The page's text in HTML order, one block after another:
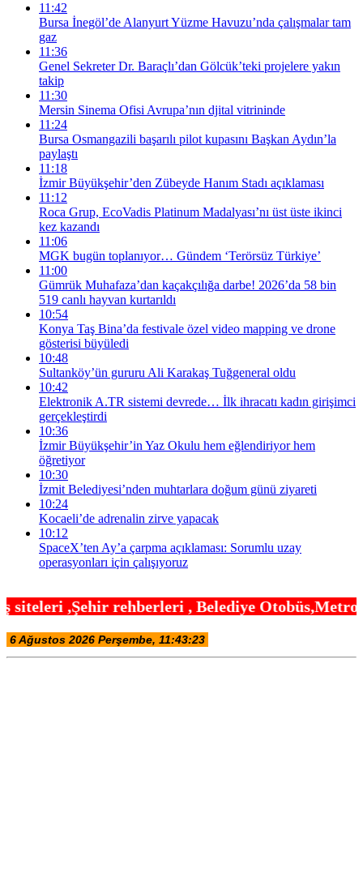
11:42
Bursa İnegöl’de Alanyurt Yüzme Havuzu’nda çalışmalar tam
gaz
11:36
Genel Sekreter Dr. Baraçlı’dan Gölcük’teki projelere yakın
takip
11:30
Mersin Sinema Ofisi Avrupa’nın djital vitrininde
11:24
Bursa Osmangazili başarılı pilot kupasını Başkan Aydın’la
paylaştı
11:18
İzmir Büyükşehir’den Zübeyde Hanım Stadı açıklaması
11:12
Roca Grup, EcoVadis Platinum Madalyası’nı üst üste ikinci
kez kazandı
11:06
MGK bugün toplanıyor… Gündem ‘Terörsüz Türkiye’
11:00
Gümrük Muhafaza’dan kaçakçılığa darbe! 2026’da 58 bin
519 canlı hayvan kurtarıldı
10:54
Konya Taş Bina’da festivale özel video mapping ve drone
gösterisi büyüledi
10:48
Sultanköy’ün gururu Ali Karakaş Tuğgeneral oldu
10:42
Elektronik A.TR sistemi devrede… İlk ihracatı kadın girişimci
gerçekleştirdi
10:36
İzmir Büyükşehir’in Yaz Okulu hem eğlendiriyor hem
öğretiyor
10:30
İzmit Belediyesi’nden muhtarlara doğum günü ziyareti
10:24
Kocaeli’de adrenalin zirve yapacak
10:12
SpaceX’ten Ay’a çarpma açıklaması: Sorumlu uzay
operasyonları için çalışıyoruz
rehberleri , Belediye Otobüs,Metro,Tren